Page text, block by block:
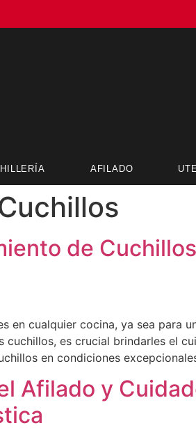
AFILADO
de
en cualquier cocina, ya sea
es crucial brindarles el
en condiciones
Afilado y